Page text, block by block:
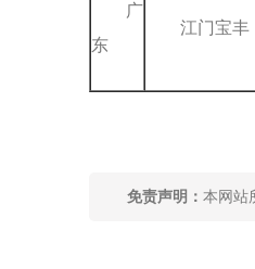
广
东
江门宝丰
免责声明： 本网站